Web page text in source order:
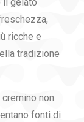
ricche e
tradizione
non
fonti di